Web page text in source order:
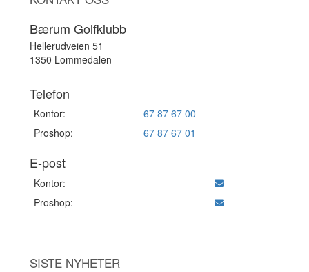
Bærum Golfklubb
Hellerudveien 51
1350 Lommedalen
Telefon
Kontor:
67 87 67 00
Proshop:
67 87 67 01
E-post
Kontor:
Proshop:
SISTE NYHETER